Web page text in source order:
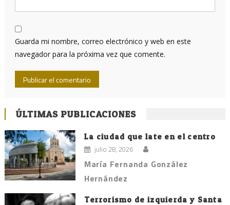
Guarda mi nombre, correo electrónico y web en este
navegador para la próxima vez que comente.
ÚLTIMAS PUBLICACIONES
La ciudad que late en el centro
julio 28, 2026
María Fernanda González
Hernández
Terrorismo de izquierda y Santa